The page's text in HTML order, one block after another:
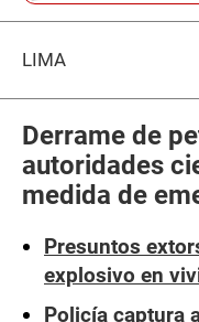
LIMA
Derrame de
autoridades
medida de
Presuntos
explosivo en
Policía captura